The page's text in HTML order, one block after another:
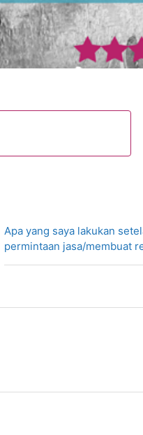
Apa yang saya lakukan
permintaan jasa/membuat